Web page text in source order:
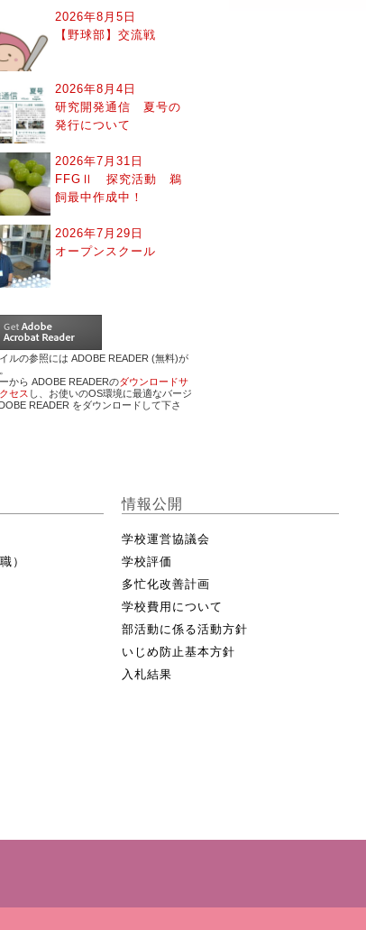
2026年8月5日
【野球部】交流戦
2026年8月4日
研究開発通信 夏号の
発行について
2026年7月31日
FFGⅡ 探究活動 鵜
飼最中作成中！
2026年7月29日
オープンスクール
ルの参照には ADOBE READER (無料)が
から ADOBE READERのダウンロードサ
セス し、お使いのOS環境に最適なバージ
READER をダウンロードして下さ
）
情報公開
学校運営協議会
学校評価
多忙化改善計画
学校費用について
部活動に係る活動方針
いじめ防止基本方針
入札結果